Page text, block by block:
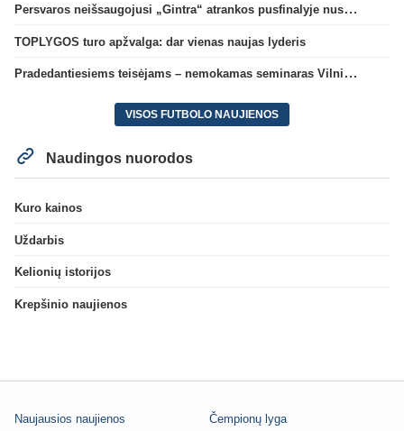
Persvaros neišsaugojusi „Gintra“ atrankos pusfinalyje nusileido Škotijos čempionėms
TOPLYGOS turo apžvalga: dar vienas naujas lyderis
Pradedantiesiems teisėjams – nemokamas seminaras Vilniuje šį penktadienį
VISOS FUTBOLO NAUJIENOS
Naudingos nuorodos
Kuro kainos
Uždarbis
Kelionių istorijos
Krepšinio naujienos
Naujausios naujienos Čempionų lyga